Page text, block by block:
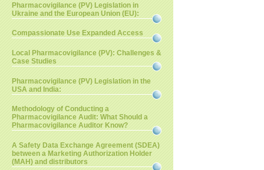
Pharmacovigilance (PV) Legislation in
Ukraine and the European Union (EU):
Compassionate Use Expanded Access
Local Pharmacovigilance (PV): Challenges &
Case Studies
Pharmacovigilance (PV) Legislation in the
USA and India:
Methodology of Conducting a
Pharmacovigilance Audit: What Should a
Pharmacovigilance Auditor Know?
A Safety Data Exchange Agreement (SDEA)
between a Marketing Authorization Holder
(MAH) and distributors